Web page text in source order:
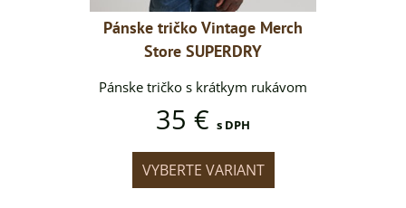
Pánske tričko Vintage Merch
Store SUPERDRY
Pánske tričko s krátkym rukávom
35 € s DPH
VYBERTE VARIANT